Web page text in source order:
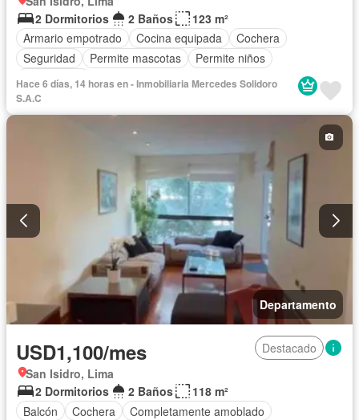
2 Dormitorios
2 Baños
123 m²
Armario empotrado
Cocina equipada
Cochera
Seguridad
Permite mascotas
Permite niños
Sin amoblar
Hace 6 días, 14 horas en - Inmobiliaria Mercedes Solidoro
S.A.C
Departamento
USD1,100/mes
Destacado
San Isidro, Lima
2 Dormitorios
2 Baños
118 m²
Balcón
Cochera Completamente amoblado